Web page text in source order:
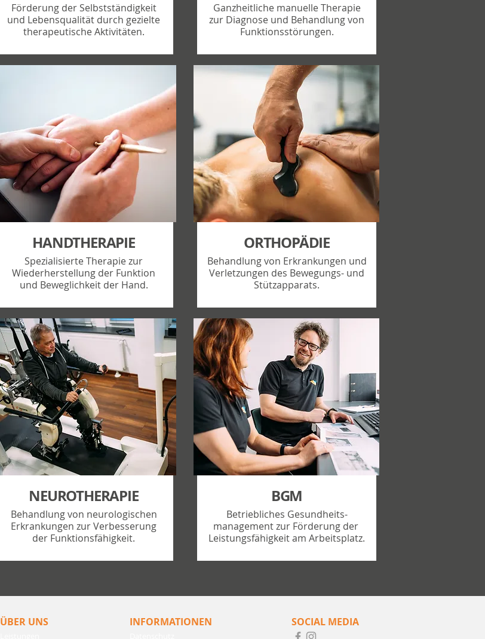
Förderung der Selbstständigkeit
und Lebensqualität durch gezielte
therapeutische Aktivitäten.
HANDTHERAPIE
Spezialisierte Therapie zur
Wiederherstellung der Funktion
und Beweglichkeit der Hand.
NEUROTHERAPIE
Behandlung von neurologischen
Erkrankungen zur Verbesserung
der Funktionsfähigkeit.
Ganzheitliche manuelle Therapie
zur Diagnose und Behandlung von
Funktionsstörungen.
ORTHOPÄDIE
Behandlung von Erkrankungen und
Verletzungen des Bewegungs- und
Stützapparats.
BGM
Betriebliches Gesundheits-
management zur Förderung der
Leistungsfähigkeit am Arbeitsplatz.
ÜBER UNS INFORMATIONEN SOCIAL MEDIA